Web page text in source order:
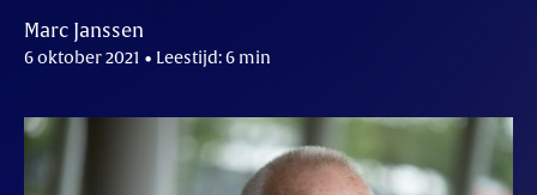
Marc Janssen
6 oktober 2021 • Leestijd: 6 min